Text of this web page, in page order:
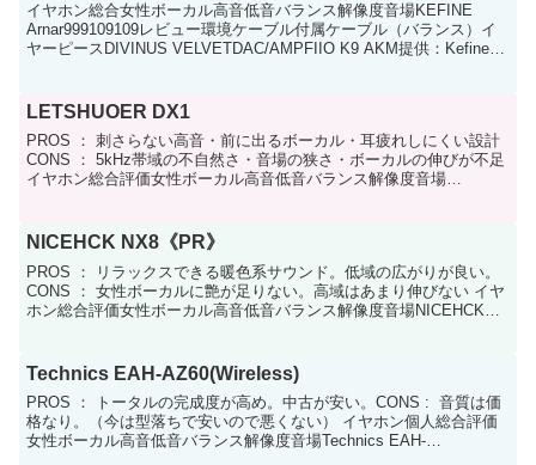
イヤホン総合女性ボーカル高音低音バランス解像度音場KEFINE
Arnar999109109レビュー環境ケーブル付属ケーブル（バランス）イ
ヤーピースDIVINUS VELVETDAC/AMPFIIO K9 AKM提供：Kefine
LETSHUOER DX1
PROS ： 刺さらない高音・前に出るボーカル・耳疲れしにくい設計
CONS ： 5kHz帯域の不自然さ・音場の狭さ・ボーカルの伸びが不足
イヤホン総合評価女性ボーカル高音低音バランス解像度音場
NICEHCK NX8《PR》
PROS ： リラックスできる暖色系サウンド。低域の広がりが良い。
CONS ： 女性ボーカルに艶が足りない。高域はあまり伸びない イヤ
ホン総合評価女性ボーカル高音低音バランス解像度音場NICEHCK
Technics EAH-AZ60(Wireless)
PROS ： トータルの完成度が高め。中古が安い。CONS : 音質は価
格なり。（今は型落ちで安いので悪くない） イヤホン個人総合評価
女性ボーカル高音低音バランス解像度音場Technics EAH-